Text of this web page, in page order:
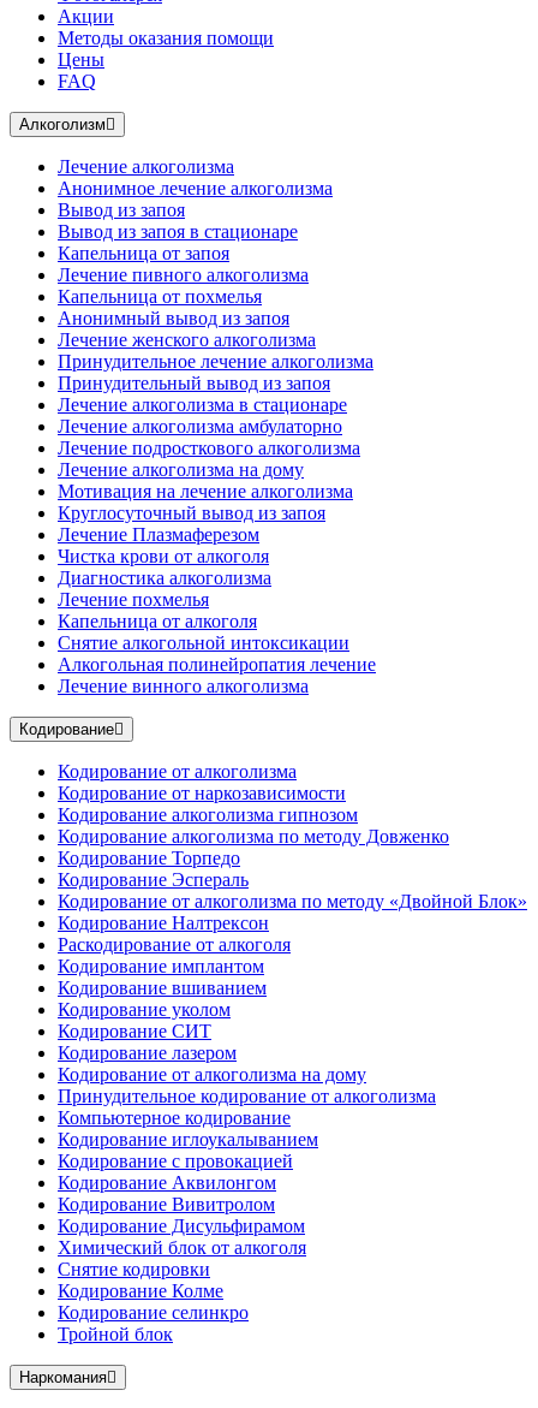
Акции
Методы оказания помощи
Цены
FAQ
Алкоголизм
Лечение алкоголизма
Анонимное лечение алкоголизма
Вывод из запоя
Вывод из запоя в стационаре
Капельница от запоя
Лечение пивного алкоголизма
Капельница от похмелья
Анонимный вывод из запоя
Лечение женского алкоголизма
Принудительное лечение алкоголизма
Принудительный вывод из запоя
Лечение алкоголизма в стационаре
Лечение алкоголизма амбулаторно
Лечение подросткового алкоголизма
Лечение алкоголизма на дому
Мотивация на лечение алкоголизма
Круглосуточный вывод из запоя
Лечение Плазмаферезом
Чистка крови от алкоголя
Диагностика алкоголизма
Лечение похмелья
Капельница от алкоголя
Снятие алкогольной интоксикации
Алкогольная полинейропатия лечение
Лечение винного алкоголизма
Кодирование
Кодирование от алкоголизма
Кодирование от наркозависимости
Кодирование алкоголизма гипнозом
Кодирование алкоголизма по методу Довженко
Кодирование Торпедо
Кодирование Эспераль
Кодирование от алкоголизма по методу «Двойной Блок»
Кодирование Налтрексон
Раскодирование от алкоголя
Кодирование имплантом
Кодирование вшиванием
Кодирование уколом
Кодирование СИТ
Кодирование лазером
Кодирование от алкоголизма на дому
Принудительное кодирование от алкоголизма
Компьютерное кодирование
Кодирование иглоукалыванием
Кодирование с провокацией
Кодирование Аквилонгом
Кодирование Вивитролом
Кодирование Дисульфирамом
Химический блок от алкоголя
Снятие кодировки
Кодирование Колме
Кодирование селинкро
Тройной блок
Наркомания